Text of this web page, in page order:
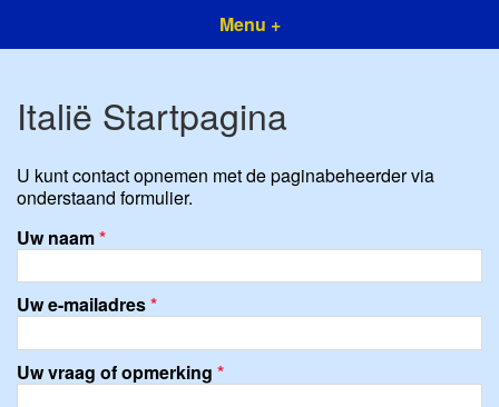
Menu +
Italië Startpagina
U kunt contact opnemen met de paginabeheerder via
onderstaand formulier.
Uw naam*
Uw e-mailadres*
Uw vraag of opmerking *